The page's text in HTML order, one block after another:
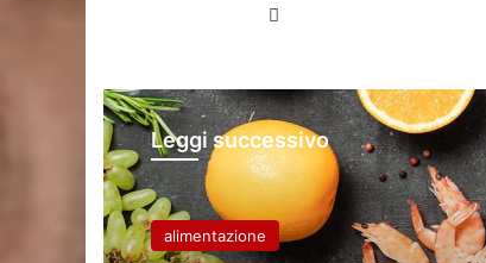
Leggi successivo
alimentazione